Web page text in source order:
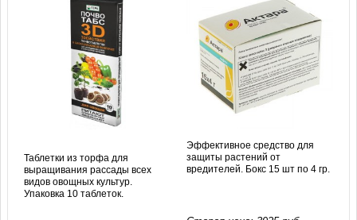
Таблетки из торфа для
выращивания рассады всех
видов овощных культур.
Упаковка 10 таблеток.
Эффективное средство для
защиты растений от
вредителей. Бокс 15 шт по 4 гр.